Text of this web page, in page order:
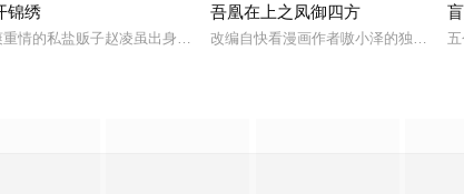
晚，醒来，却是丈夫枪口相对、父母冤案、连环下毒……她于绝境中步
锦绣
重情的私盐贩子赵凌虽出身草莽，却心怀壮志，他结识了遭人诬陷私通
吾凰在上之凤御四方
改编自快看漫画作者嗷小泽的独家连载